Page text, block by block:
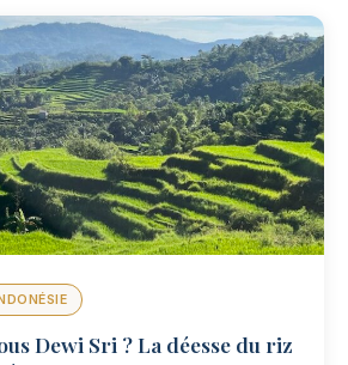
Dewi Sri ? La déesse du riz